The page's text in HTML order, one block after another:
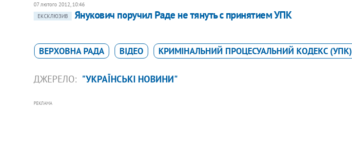
07 лютого 2012, 10:46
ЕКСКЛЮЗИВ
Янукович поручил Раде не тянуть с принятием УПК
ВЕРХОВНА РАДА ВІДЕО КРИМІНАЛЬНИЙ ПРОЦЕСУАЛЬНИЙ КОДЕКС (УПК)
ДЖЕРЕЛО: "УКРАЇНСЬКІ НОВИНИ"
РЕКЛАМА